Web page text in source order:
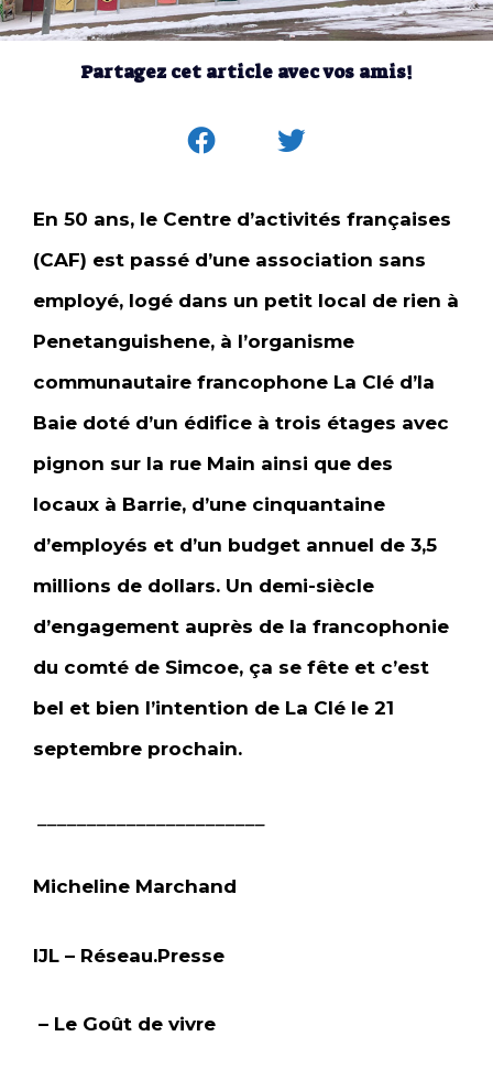
Partagez cet article avec vos amis!
En 50 ans, le Centre d’activités françaises
(CAF) est passé d’une association sans
employé, logé dans un petit local de rien à
Penetanguishene, à l’organisme
communautaire francophone La Clé d’la
Baie doté d’un édifice à trois étages avec
pignon sur la rue Main ainsi que des
locaux à Barrie, d’une cinquantaine
d’employés et d’un budget annuel de 3,5
millions de dollars. Un demi-siècle
d’engagement auprès de la francophonie
du comté de Simcoe, ça se fête et c’est
bel et bien l’intention de La Clé le 21
septembre prochain.
Micheline Marchand
IJL – Réseau.Presse
– Le Goût de vivre